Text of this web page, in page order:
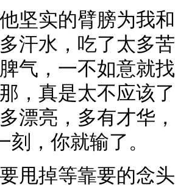
坚实的臂膀为我
汗水，吃了太多
气，一不如意就
，真是太不应该
漂亮，多有才华
刻，你就输了。
甩掉等靠要的念